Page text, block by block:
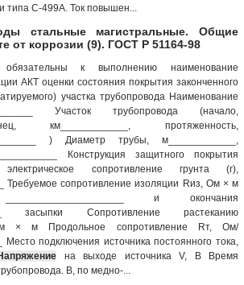
С-499А. Ток повышен...
стальные магистральные. Общие
от коррозии (9). ГОСТ Р 51164-98
к выполнению наименование
АКТ оценки состояния покрытия законченного
участка трубопровода Наименование
Участок трубопровода (начало,
км____________, протяженность,
) Диаметр трубы, м____________,
Конструкция защитного покрытия
сопротивление грунта (r),
Требуемое сопротивление изоляции Rиз, Ом × м
и окончания
засыпки Сопротивление растеканию
× м Продольное сопротивление Rт, Ом/
подключения источника постоянного тока,
на выходе источника V, В Время
В, по медно-...